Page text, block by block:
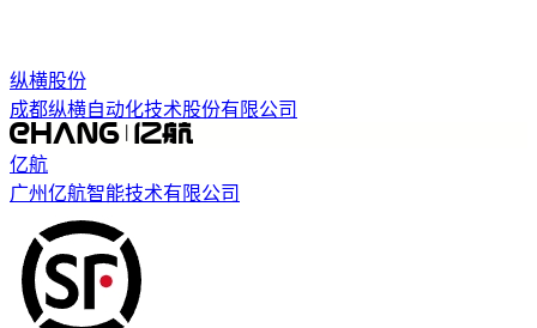
纵横股份
成都纵横自动化技术股份有限公司
亿航
广州亿航智能技术有限公司